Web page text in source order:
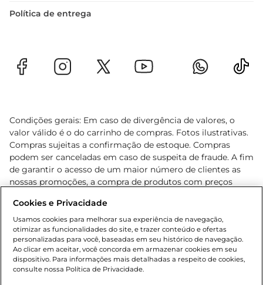
Política de entrega
Condições gerais: Em caso de divergência de valores, o
valor válido é o do carrinho de compras. Fotos ilustrativas.
Compras sujeitas a confirmação de estoque. Compras
podem ser canceladas em caso de suspeita de fraude. A fim
de garantir o acesso de um maior número de clientes as
nossas promoções, a compra de produtos com preços
cliente. Os preços, ofertas e condições são exclusivos para
o e-commerce e válidos durante o dia de hoje, podendo
sofrer alterações sem prévia notificação. Proibida a venda
de bebidas alcoólicas para menores de 18 anos, conforme
Lei n.º 8069/90, art. 81, inciso II (Estatuto da Criança e do
Adolescente). Preços e condições exclusivos para o
Cookies e Privacidade
Usamos cookies para melhorar sua experiência de navegação,
otimizar as funcionalidades do site, e trazer conteúdo e ofertas
personalizadas para você, baseadas em seu histórico de navegação.
Ao clicar em aceitar, você concorda em armazenar cookies em seu
dispositivo. Para informações mais detalhadas a respeito de cookies,
consulte nossa Política de Privacidade.